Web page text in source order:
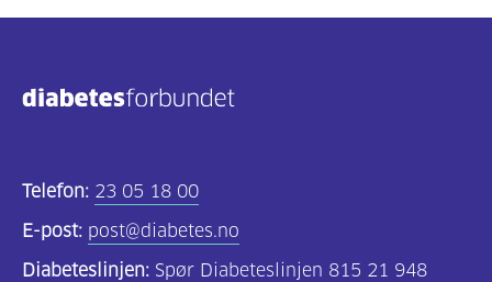
Telefon: 23 05 18 00
E-post: post@diabetes.no
Diabeteslinjen: Spør Diabeteslinjen 815 21 948